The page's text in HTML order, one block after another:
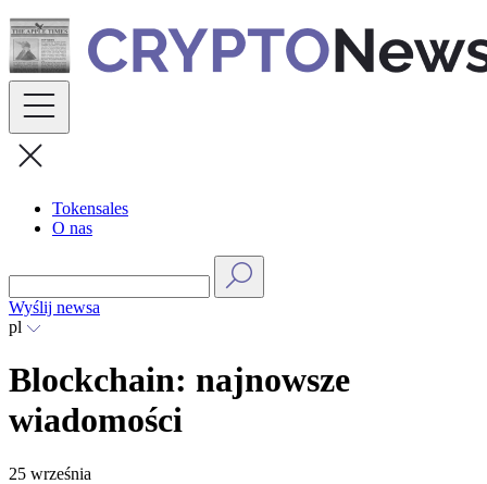
Skip
to
content
Tokensales
O nas
Wyślij newsa
pl
Blockchain: najnowsze
wiadomości
25 września